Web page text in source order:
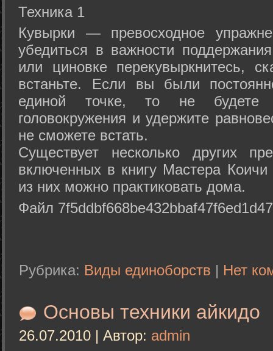
Техника 1
Кувырки — превосходное
убедиться в важности
или циновке перекувыркнитесь,
встаньте. Если вы были
единой точке, то не будете
головокружения и удержите
не сможете встать.
Существует несколько других
включенных в книгу Мастера
из них можно практиковать дома.
Файл
Рубрика: Виды единоборств | Нет
Основы техники айкидо
26.07.2010 | Автор: admin